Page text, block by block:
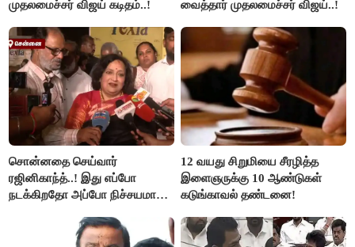
முதலமைச்சர் விஜய் கடிதம்..!
வைத்தார் முதலமைச்சர் விஜய்..!
சொன்னதை செய்வார்
ரஜினிகாந்த்..! இது எப்போ
நடக்கிறதோ அப்போ நிச்சயமாக
ரஜினிகாந்த்..!
12 வயது சிறுமியை சீரழித்த
இளைஞருக்கு 10 ஆண்டுகள்
கடுங்காவல் தண்டனை!